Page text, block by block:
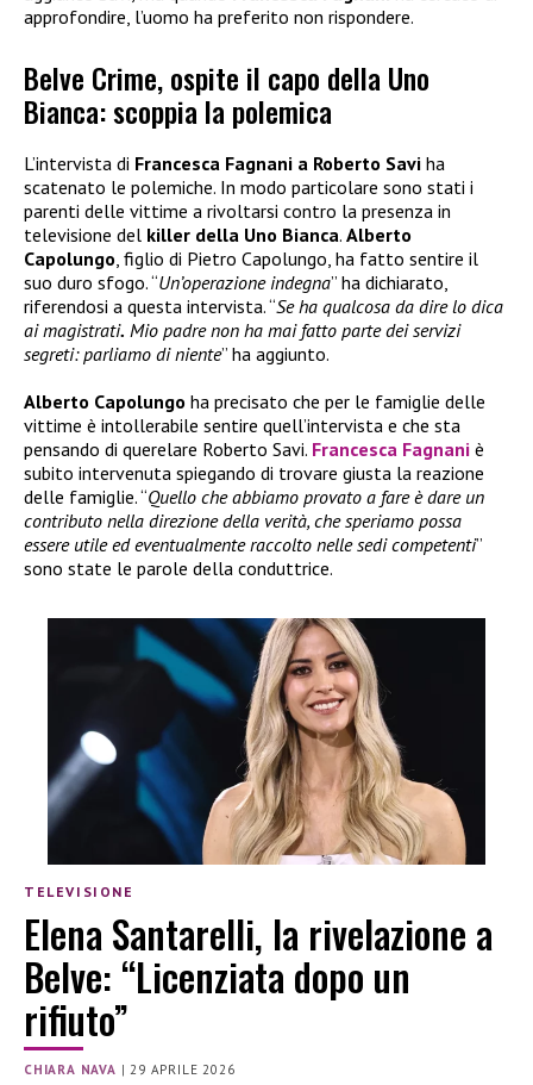
approfondire, l’uomo ha preferito non rispondere.
Belve Crime, ospite il capo della Uno
Bianca: scoppia la polemica
L’intervista di Francesca Fagnani a Roberto Savi ha
scatenato le polemiche. In modo particolare sono stati i
parenti delle vittime a rivoltarsi contro la presenza in
televisione del killer della Uno Bianca. Alberto
Capolungo , figlio di Pietro Capolungo, ha fatto sentire il
suo duro sfogo. “Un’operazione indegna” ha dichiarato,
riferendosi a questa intervista. “Se ha qualcosa da dire lo dica
ai magistrati. Mio padre non ha mai fatto parte dei servizi
segreti: parliamo di niente” ha aggiunto.
Alberto Capolungo ha precisato che per le famiglie delle
vittime è intollerabile sentire quell’intervista e che sta
pensando di querelare Roberto Savi. Francesca Fagnani è
subito intervenuta spiegando di trovare giusta la reazione
delle famiglie. “Quello che abbiamo provato a fare è dare un
contributo nella direzione della verità, che speriamo possa
essere utile ed eventualmente raccolto nelle sedi competenti”
sono state le parole della conduttrice.
TELEVISIONE
Elena Santarelli, la rivelazione a
Belve: “Licenziata dopo un
rifiuto”
CHIARA NAVA |29 APRILE 2026